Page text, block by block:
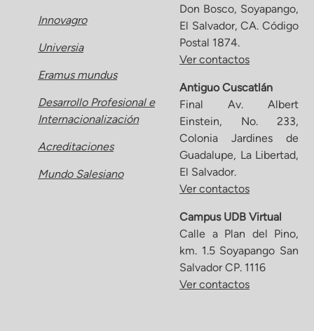
Innovagro
Universia
Eramus mundus
Desarrollo Profesional e
Internacionalización
Acreditaciones
Mundo Salesiano
Don Bosco, Soyapango,
El Salvador, CA. Código
Postal 1874.
Ver contactos
Antiguo Cuscatlán
Final Av. Albert
Einstein, No. 233,
Colonia Jardines de
Guadalupe, La Libertad,
El Salvador.
Ver contactos
Campus UDB Virtual
Calle a Plan del Pino,
km. 1.5 Soyapango San
Salvador CP. 1116
Ver contactos